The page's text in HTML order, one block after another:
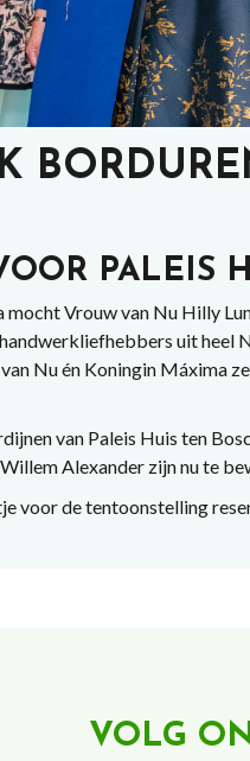
PALEIS
mocht Vrouw van Nu Hilly
uit heel
Nu én Koningin Máxima
van Paleis Huis ten
Alexander zijn nu te
voor de tentoonstelling
VOLG